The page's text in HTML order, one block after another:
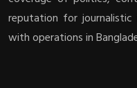
reputation for
with operations in